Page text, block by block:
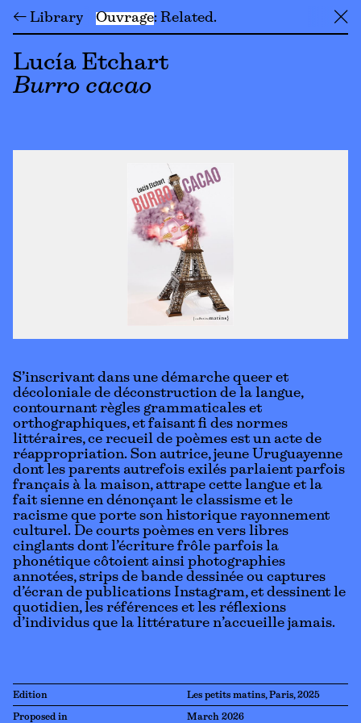
← Library Ouvrage Related ╳
Lucía Etchart
Burro cacao
S’inscrivant dans une démarche queer et
décoloniale de déconstruction de la langue,
contournant règles grammaticales et
orthographiques, et faisant fi des normes
littéraires, ce recueil de poèmes est un acte de
réappropriation. Son autrice, jeune Uruguayenne
dont les parents autrefois exilés parlaient parfois
français à la maison, attrape cette langue et la
fait sienne en dénonçant le classisme et le
racisme que porte son historique rayonnement
culturel. De courts poèmes en vers libres
cinglants dont l’écriture frôle parfois la
phonétique côtoient ainsi photographies
annotées, strips de bande dessinée ou captures
d’écran de publications Instagram, et dessinent le
quotidien, les références et les réflexions
d’individus que la littérature n’accueille jamais.
Edition Les petits matins, Paris, 2025
Proposed in March 2026